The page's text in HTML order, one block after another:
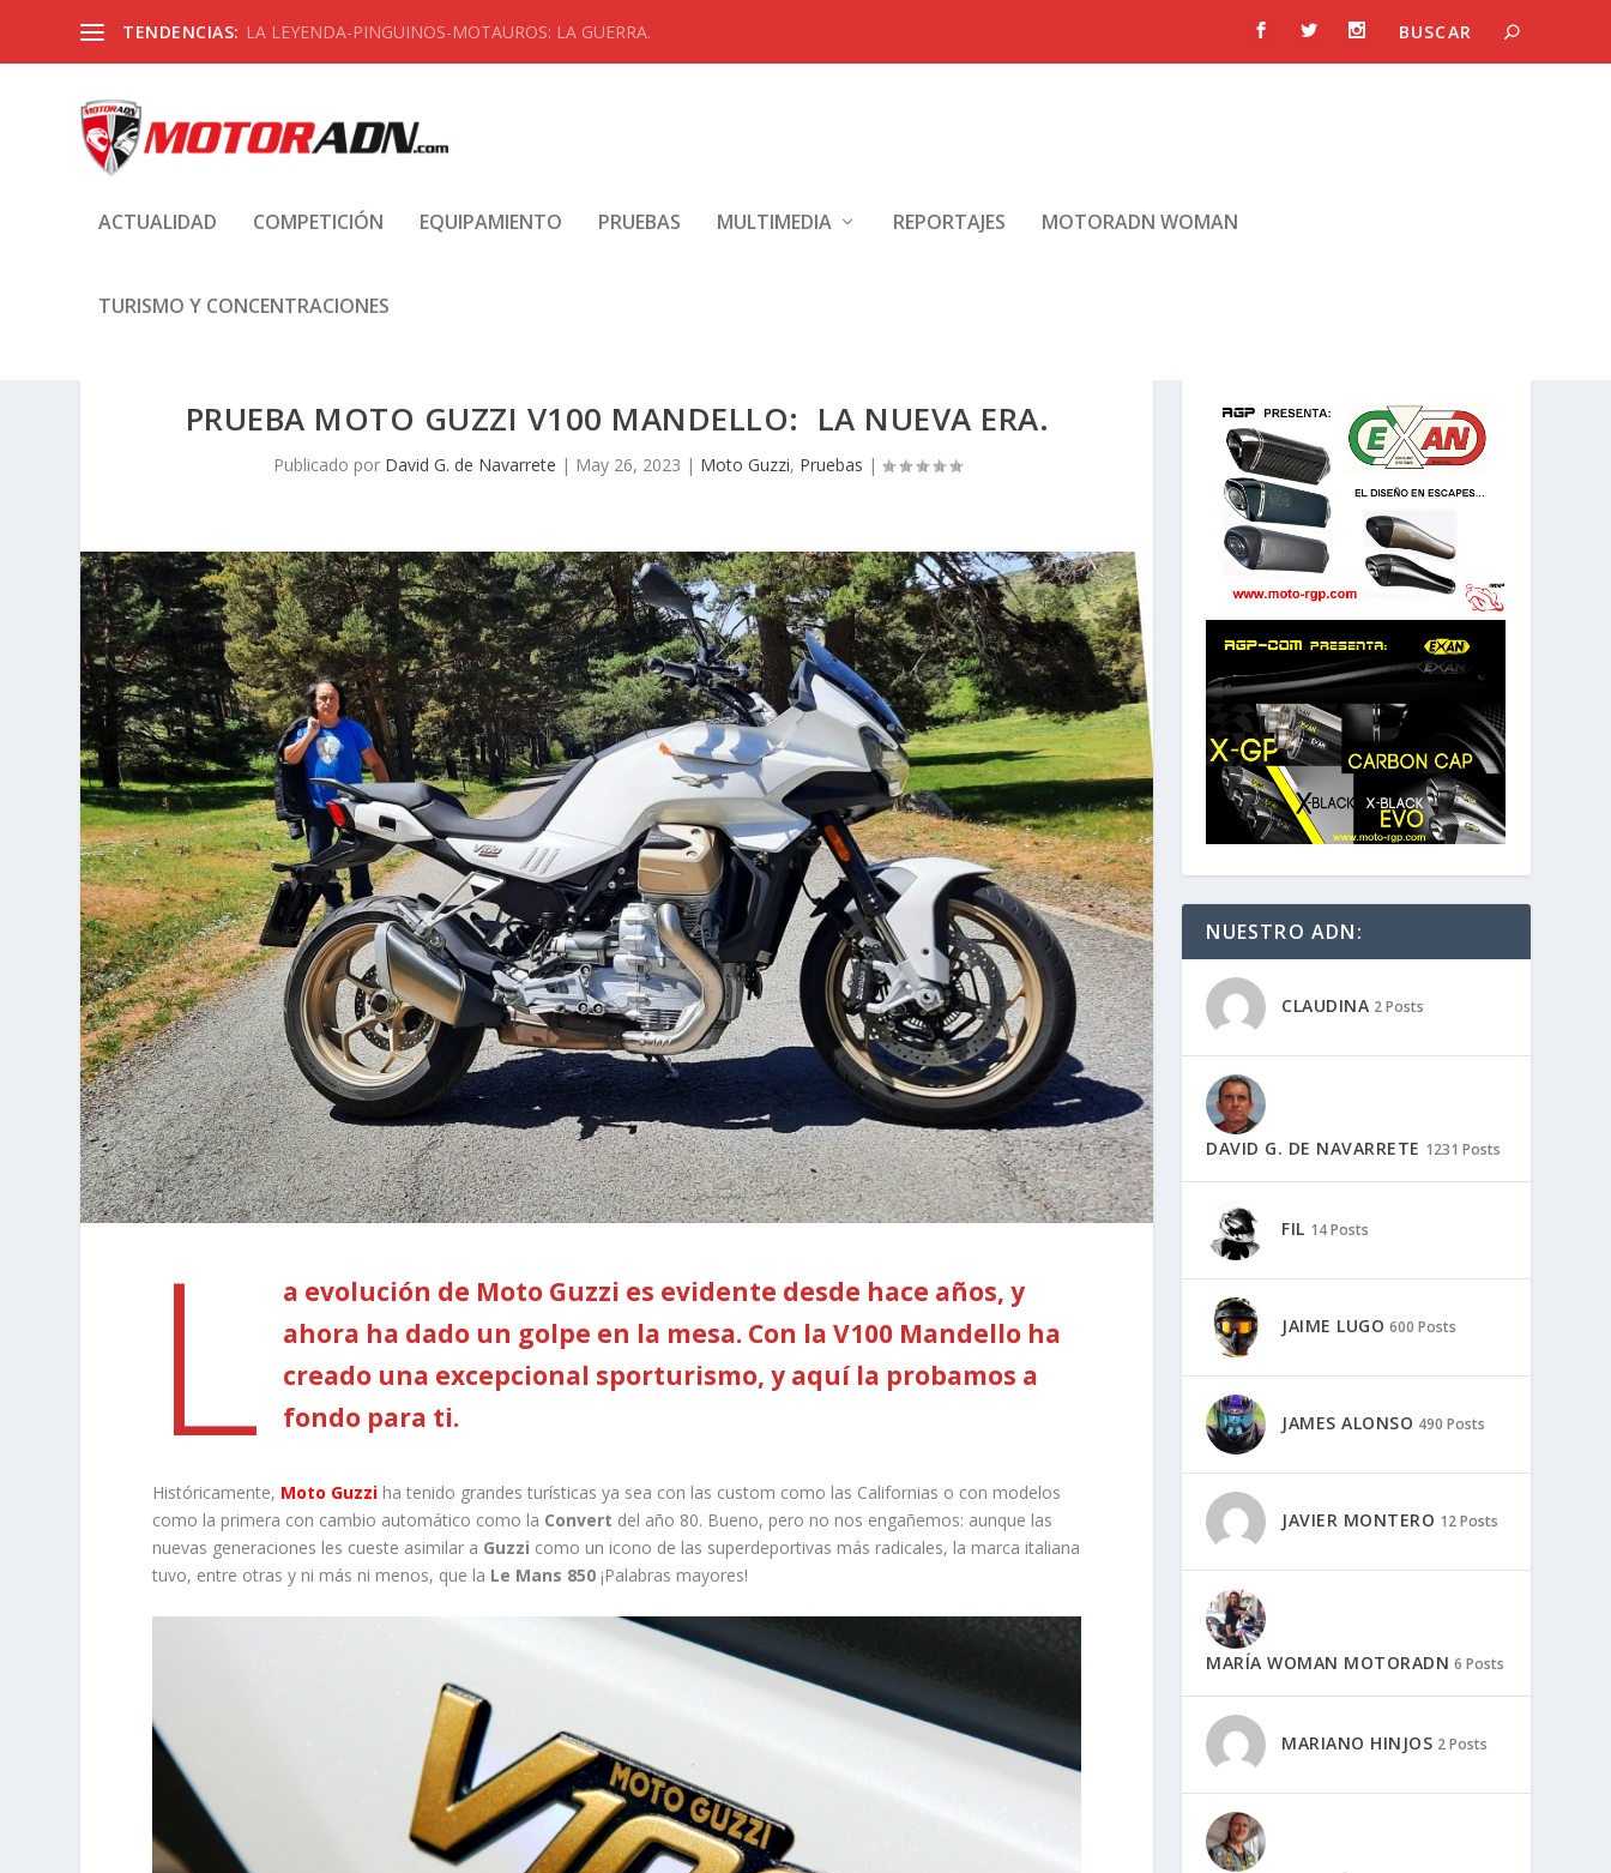
TENDENCIAS: LA LEYENDA-PINGUINOS-MOTAUROS: LA GUERRA.
ACTUALIDAD COMPETICIÓN EQUIPAMIENTO PRUEBAS MULTIMEDIA REPORTAJES MOTORADN WOMAN
TURISMO Y CONCENTRACIONES
PRUEBA MOTO GUZZI V100 MANDELLO: LA NUEVA ERA.
Publicado por David G. de Navarrete | May 26, 2023 | Moto Guzzi, Pruebas |
L
a evolución de Moto Guzzi es evidente desde hace años, y
ahora ha dado un golpe en la mesa. Con la V100 Mandello ha
creado una excepcional sporturismo, y aquí la probamos a
fondo para ti.
Históricamente, Moto Guzzi ha tenido grandes turísticas ya sea con las custom como las Californias o con modelos
como la primera con cambio automático como la Convert del año 80. Bueno, pero no nos engañemos: aunque las
nuevas generaciones les cueste asimilar a Guzzi como un icono de las superdeportivas más radicales, la marca italiana
tuvo, entre otras y ni más ni menos, que la Le Mans 850 ¡Palabras mayores!
NUESTRO ADN:
CLAUDINA 2 Posts
DAVID G. DE NAVARRETE 1231 Posts
FIL 14 Posts
JAIME LUGO 600 Posts
JAMES ALONSO 490 Posts
JAVIER MONTERO 12 Posts
MARÍA WOMAN MOTORADN 6 Posts
MARIANO HINJOS 2 Posts